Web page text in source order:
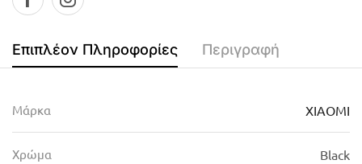
Επιπλέον Πληροφορίες Περιγραφή
Μάρκα XIAOMI
Χρώμα Black